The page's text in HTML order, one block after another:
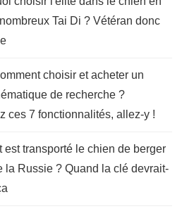
Tai Di ? Vétéran donc
choisir et acheter un
de recherche ?
ces 7 fonctionnalités, allez-y !
est transporté le chien de berger
la Russie ? Quand la clé devrait-